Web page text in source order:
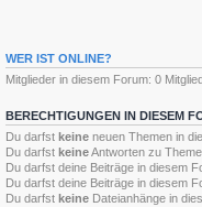
WER IST ONLINE?
Mitglieder in diesem Forum: 0
BERECHTIGUNGEN IN DIESEM
Du darfst keine neuen Themen in
Du darfst keineAntworten zu
Du darfst deine Beiträge in diesem
Du darfst deine Beiträge in diesem
Du darfst keine Dateianhänge in